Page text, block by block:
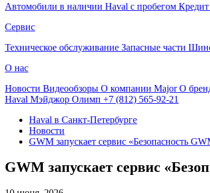
Автомобили в наличии Haval с пробегом Кредит
Сервис
Техническое обслуживание Запасные части
О нас
Новости Видеообзоры О компании MajorО
Haval Мэйджор Олимп +7 (812) 565-92-21
Haval в Санкт-Петербурге
Новости
GWM запускает сервис «Безопасность
GWM запускает сервис